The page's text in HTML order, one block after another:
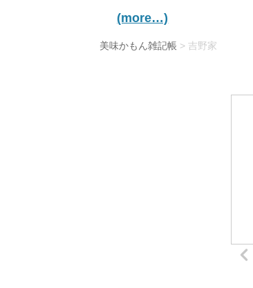
(more…)
美味かもん雑記帳 >吉野家